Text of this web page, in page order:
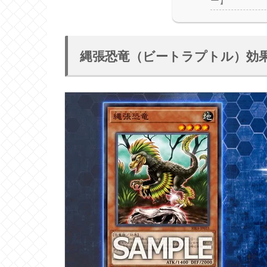
縄張恐竜（ビートラプトル）効